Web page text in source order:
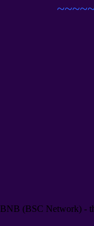
BNB (BSC Network) -